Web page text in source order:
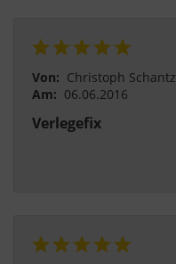
Von: Christoph Schantz
Am: 06.06.2016
Verlegefix